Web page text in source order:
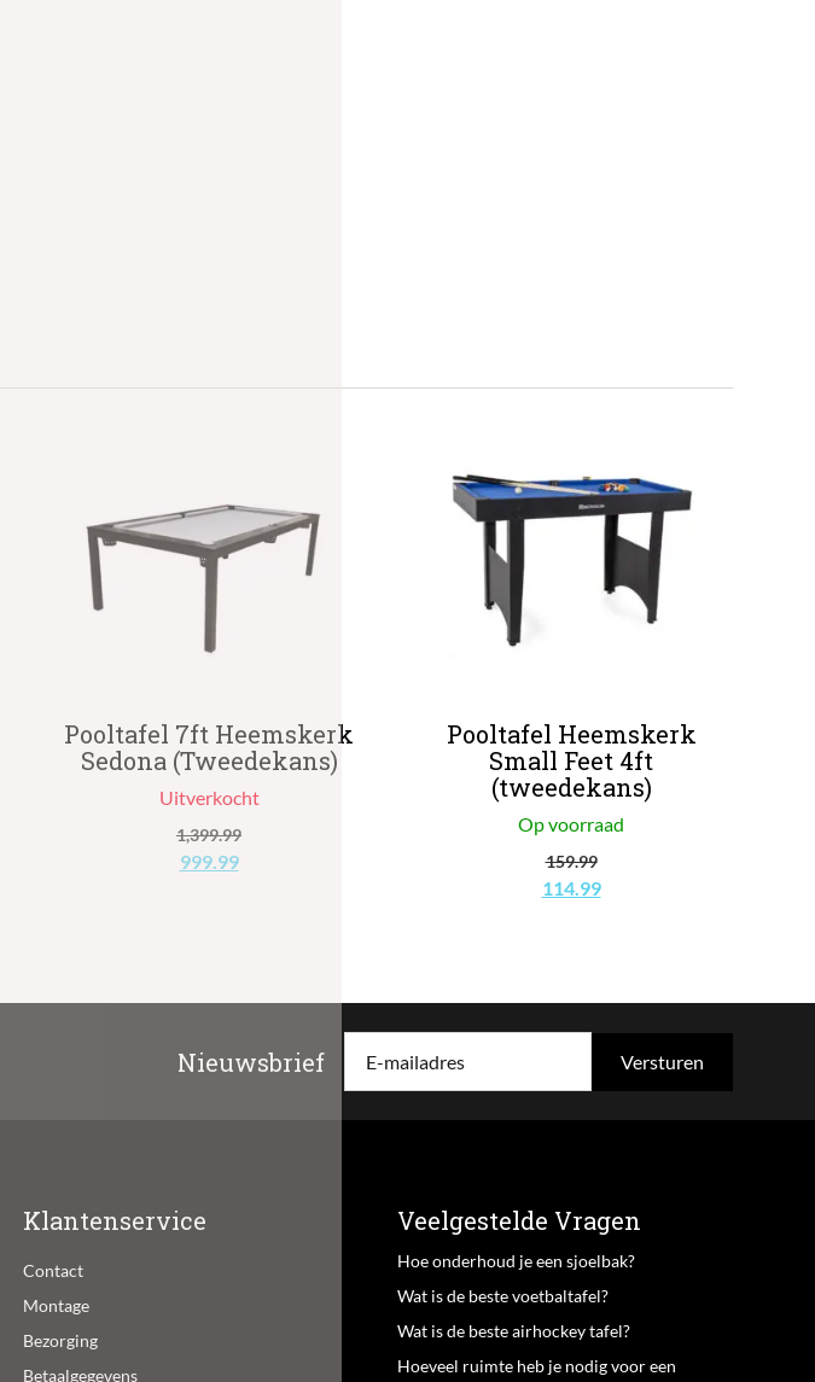
Pooltafel 7ft Heemskerk
Sedona (Tweedekans)
Uitverkocht
1,399.99
Oorspronkelijke
999.99Huidige
Pooltafel Heemskerk
Small Feet 4ft
(tweedekans)
Op voorraad
159.99
Oorspronkelijke
114.99Huidige
Nieuwsbrief E-mailadres
Klantenservice
Contact
Montage
Bezorging
Betaalgegevens
Veelgestelde Vragen
Hoe onderhoud je een sjoelbak?
Wat is de beste voetbaltafel?
Wat is de beste airhockey tafel?
Hoeveel ruimte heb je nodig voor een